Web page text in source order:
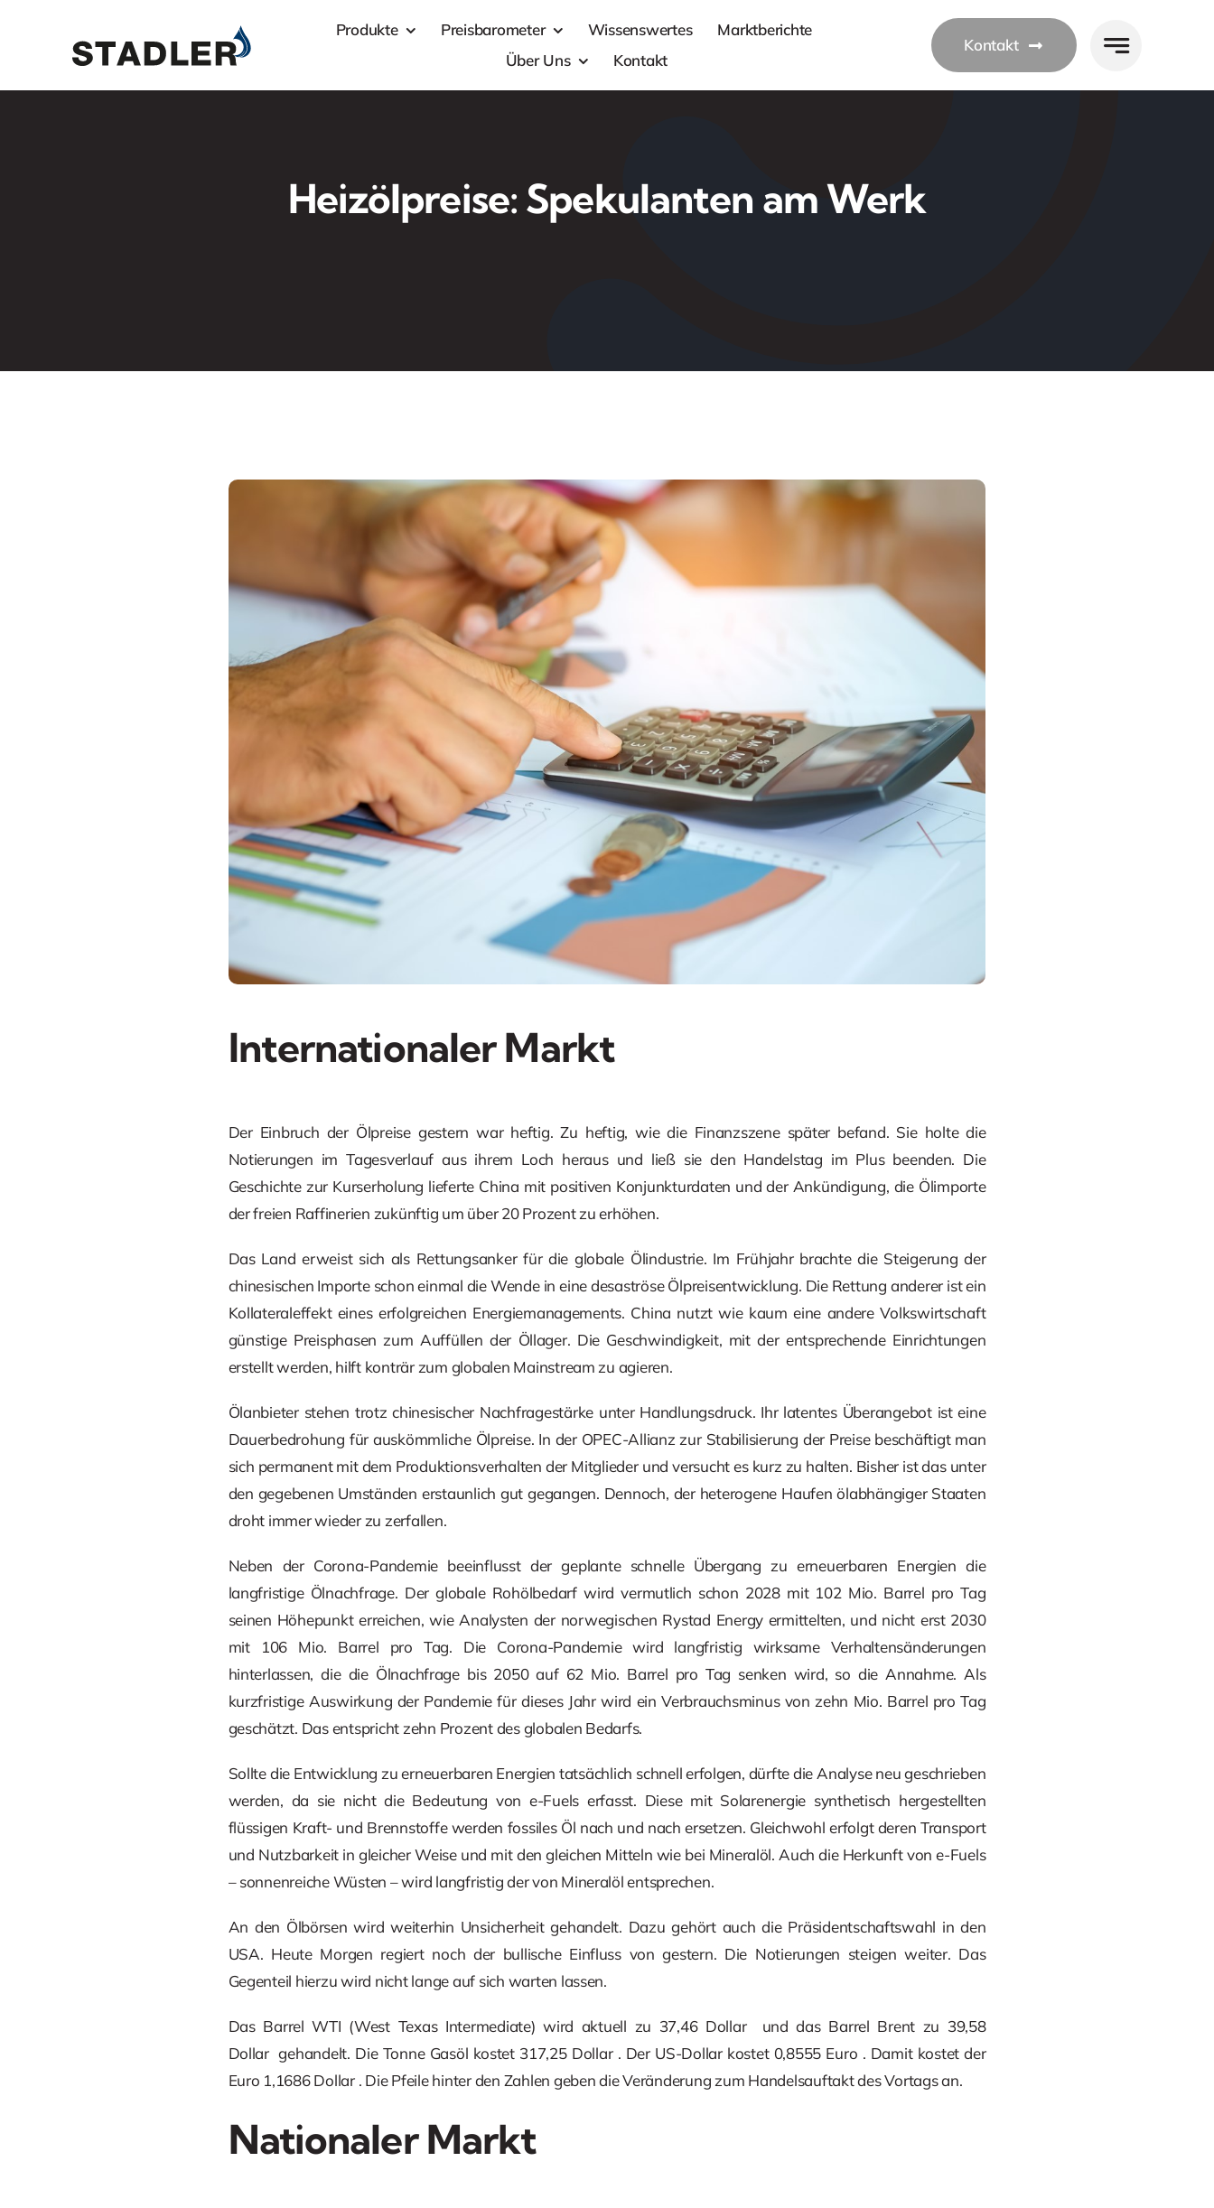
Produkte Preisbarometer Wissenswertes
Marktberichte
Über Uns
Kontakt
Kontakt
Heizölpreise: Spekulanten am Werk
Internationaler Markt
Der Einbruch der Ölpreise gestern war heftig. Zu heftig, wie die Finanzszene später befand. Sie holte die
Notierungen im Tagesverlauf aus ihrem Loch heraus und ließ sie den Handelstag im Plus beenden. Die
Geschichte zur Kurserholung lieferte China mit positiven Konjunkturdaten und der Ankündigung, die Ölimporte
der freien Raffinerien zukünftig um über 20 Prozent zu erhöhen.
Das Land erweist sich als Rettungsanker für die globale Ölindustrie. Im Frühjahr brachte die Steigerung der
chinesischen Importe schon einmal die Wende in eine desaströse Ölpreisentwicklung. Die Rettung anderer ist ein
Kollateraleffekt eines erfolgreichen Energiemanagements. China nutzt wie kaum eine andere Volkswirtschaft
günstige Preisphasen zum Auffüllen der Öllager. Die Geschwindigkeit, mit der entsprechende Einrichtungen
erstellt werden, hilft konträr zum globalen Mainstream zu agieren.
Ölanbieter stehen trotz chinesischer Nachfragestärke unter Handlungsdruck. Ihr latentes Überangebot ist eine
Dauerbedrohung für auskömmliche Ölpreise. In der OPEC-Allianz zur Stabilisierung der Preise beschäftigt man
sich permanent mit dem Produktionsverhalten der Mitglieder und versucht es kurz zu halten. Bisher ist das unter
den gegebenen Umständen erstaunlich gut gegangen. Dennoch, der heterogene Haufen ölabhängiger Staaten
droht immer wieder zu zerfallen.
Neben der Corona-Pandemie beeinflusst der geplante schnelle Übergang zu erneuerbaren Energien die
langfristige Ölnachfrage. Der globale Rohölbedarf wird vermutlich schon 2028 mit 102 Mio. Barrel pro Tag
seinen Höhepunkt erreichen, wie Analysten der norwegischen Rystad Energy ermittelten, und nicht erst 2030
mit 106 Mio. Barrel pro Tag. Die Corona-Pandemie wird langfristig wirksame Verhaltensänderungen
hinterlassen, die die Ölnachfrage bis 2050 auf 62 Mio. Barrel pro Tag senken wird, so die Annahme. Als
kurzfristige Auswirkung der Pandemie für dieses Jahr wird ein Verbrauchsminus von zehn Mio. Barrel pro Tag
geschätzt. Das entspricht zehn Prozent des globalen Bedarfs.
Sollte die Entwicklung zu erneuerbaren Energien tatsächlich schnell erfolgen, dürfte die Analyse neu geschrieben
werden, da sie nicht die Bedeutung von e-Fuels erfasst. Diese mit Solarenergie synthetisch hergestellten
flüssigen Kraft- und Brennstoffe werden fossiles Öl nach und nach ersetzen. Gleichwohl erfolgt deren Transport
und Nutzbarkeit in gleicher Weise und mit den gleichen Mitteln wie bei Mineralöl. Auch die Herkunft von e-Fuels
– sonnenreiche Wüsten – wird langfristig der von Mineralöl entsprechen.
An den Ölbörsen wird weiterhin Unsicherheit gehandelt. Dazu gehört auch die Präsidentschaftswahl in den
USA. Heute Morgen regiert noch der bullische Einfluss von gestern. Die Notierungen steigen weiter. Das
Gegenteil hierzu wird nicht lange auf sich warten lassen.
Das Barrel WTI (West Texas Intermediate) wird aktuell zu 37,46 Dollar
und das Barrel Brent zu 39,58
Dollar gehandelt. Die Tonne Gasöl kostet 317,25 Dollar . Der US-Dollar kostet 0,8555 Euro . Damit kostet der
Euro 1,1686 Dollar . Die Pfeile hinter den Zahlen geben die Veränderung zum Handelsauftakt des Vortags an.
Nationaler Markt